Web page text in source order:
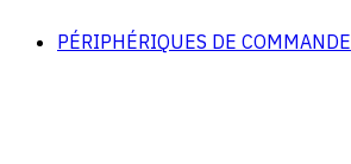
PÉRIPHÉRIQUES DE COMMANDE